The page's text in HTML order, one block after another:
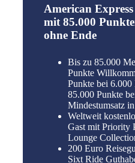
American
mit 85.000
ohne Ende
Bis zu 85.000
Punkte
Punkte bei 6.000
85.000 Punkte
Mindestumsatz
Weltweit
Gast mit Priority
Lounge
200 Euro
Sixt Ride